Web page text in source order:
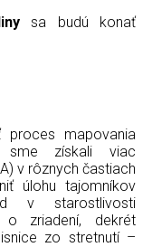
sa budú konať
proces mapovania
sme získali viac
v rôznych častiach
úlohu tajomníkov
v starostlivosti
zriadení, dekrét
zo stretnutí –